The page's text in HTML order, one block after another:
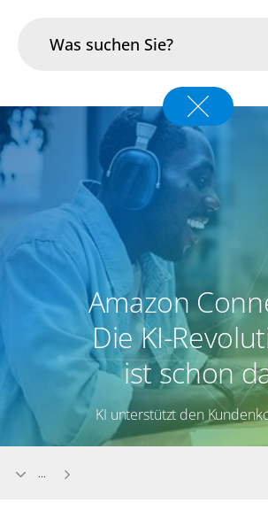
Branchen
Im Fokus
Portfolio
Infrastruktur & Betrieb
Über uns
Karriere
Amazon
Die KI-
ist schon
KI unterstützt den
...